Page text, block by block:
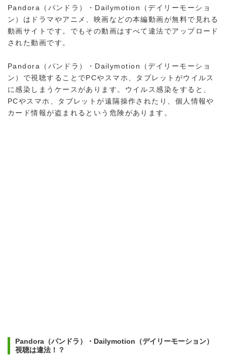
Pandora（パンドラ）・Dailymotion（デイリーモーショ
ン）はドラマやアニメ、映画などの本編動画が無料で見れる
動画サイトです。でもその動画はすべて違法でアップロード
された動画です。
Pandora（パンドラ）・Dailymotion（デイリーモーショ
ン）で視聴することでPCやスマホ、タブレットがウイルス
に感染しまうケースがあります。ウイルス感染をすると、
PCやスマホ、タブレットが遠隔操作されたり、個人情報や
カード情報が盗まれるという危険があります。
Pandora（パンドラ）・Dailymotion（デイリーモーション）
視聴は違法！？